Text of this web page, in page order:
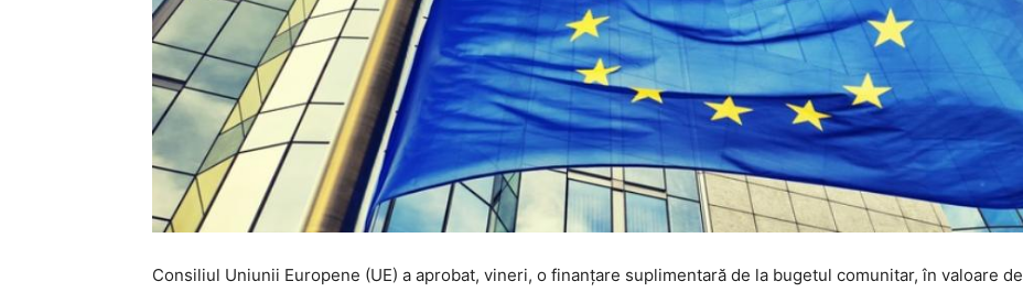
Consiliul Uniunii Europene (UE) a aprobat, vineri, o finanţare suplimentară de la bugetul comunitar, în valoare